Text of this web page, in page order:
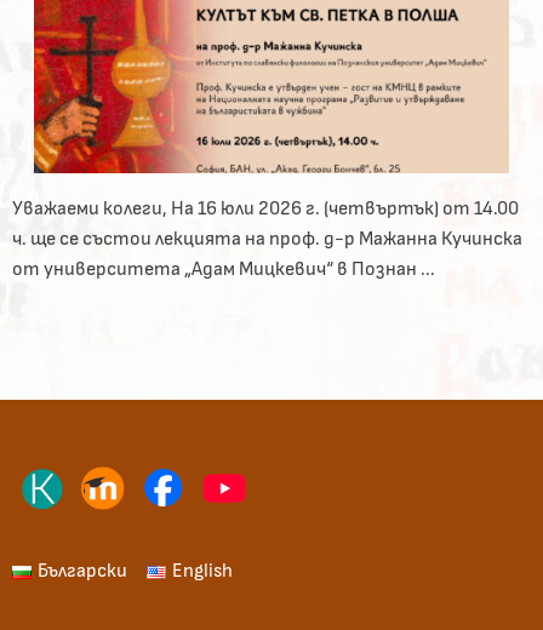
Уважаеми колеги, На 16 юли 2026 г. (четвъртък) от 14.00
ч. ще се състои лекцията на проф. д-р Мажанна Кучинска
от университета „Адам Мицкевич“ в Познан ...
Български English